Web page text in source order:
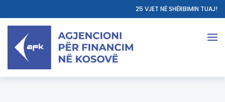
25 VJET NË SHËRBIMIN TUAJ!